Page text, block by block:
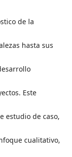
de la
hasta sus
Este
estudio de caso,
cualitativo,